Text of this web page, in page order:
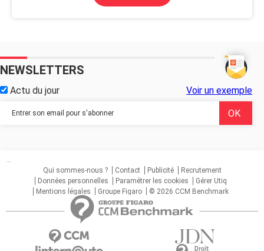
NEWSLETTERS
Actu du jour Voir un exemple
...
Qui sommes-nous ?
Contact Publicité
Recrutement
Données personnelles
Paramétrer les cookies
Gérer Utiq
Mentions légales
Groupe Figaro © 2026 CCM Benchmark